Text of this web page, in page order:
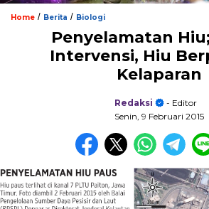
Home / Berita / Biologi
Penyelamatan
Intervensi, Hiu
Kelaparan
Redaksi
- Editor
Senin, 9 Februari 2015